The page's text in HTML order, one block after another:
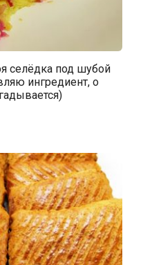
селёдка под шубой
ингредиент, о